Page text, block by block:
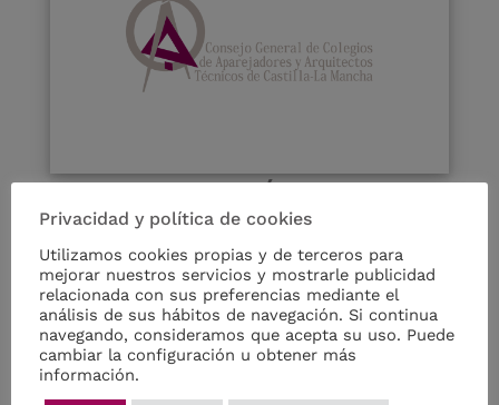
TRANSFERENCIA DE
COMPETENCIAS CGATE-
AGRUPACIÓN DE
COLEGIOS DE A-AT
Privacidad y política de cookies
Utilizamos cookies propias y de terceros para
mejorar nuestros servicios y mostrarle publicidad
relacionada con sus preferencias mediante el
análisis de sus hábitos de navegación. Si continua
navegando, consideramos que acepta su uso. Puede
cambiar la configuración u obtener más
información.